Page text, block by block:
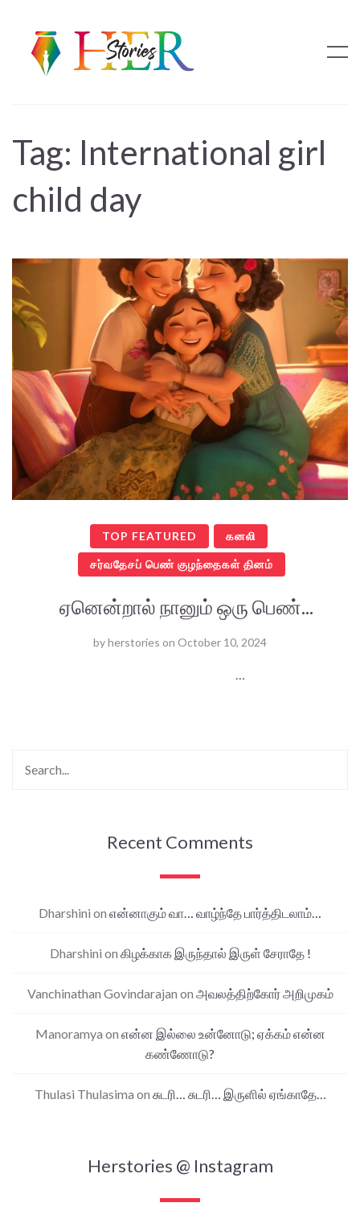
Tag: International girl
child day
TOP FEATURED கனலி
சர்வதேசப் பெண் குழந்தைகள் தினம்
ஏனென்றால் நானும் ஒரு பெண்...
byherstories on October 10, 2024
Recent Comments
Dharshini on என்னாகும் வா… வாழ்ந்தே பார்த்திடலாம்…
Dharshini on கிழக்காக இருந்தால் இருள் சேராதே !
Vanchinathan Govindarajan on அவலத்திற்கோர் அறிமுகம்
Manoramya on என்ன இல்லை உன்னோடு; ஏக்கம் என்ன
கண்ணோடு?
Thulasi Thulasima on சுடரி… சுடரி… இருளில் ஏங்காதே…
Herstories @ Instagram